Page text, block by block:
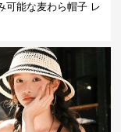
可能な麦わら帽子 レ